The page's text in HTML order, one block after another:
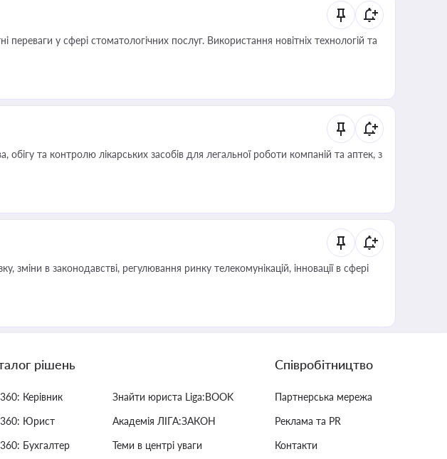
переваги у сфері стоматологічних послуг. Використання новітніх технологій та
обігу та контролю лікарських засобів для легальної роботи компаній та аптек, з
зміни в законодавстві, регулювання ринку телекомунікацій, інновації в сфері
рішень
Керівник
Юрист
Бухгалтер
Знайти юриста Liga:BOOK
Академія ЛІГА:ЗАКОН
Теми в центрі уваги
Співробітництво
Партнерська мережа
Реклама та PR
Контакти